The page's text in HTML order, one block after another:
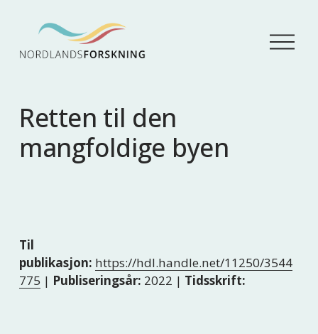
Å
p
Retten til den
mangfoldige byen
Til
publikasjon: https://hdl.handle.net/11250/3544
775 | Publiseringsår: 2022 | Tidsskrift: